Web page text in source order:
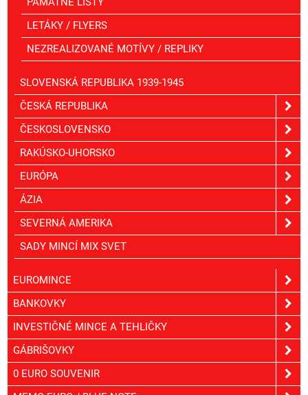
LETÁKY / FLYERS
NEZREALIZOVANÉ MOTÍVY / REPLIKY
SLOVENSKÁ REPUBLIKA 1939-1945
ČESKÁ REPUBLIKA
ČESKOSLOVENSKO
RAKÚSKO-UHORSKO
EURÓPA
ÁZIA
SEVERNÁ AMERIKA
SADY MINCÍ MIX SVET
EUROMINCE
BANKOVKY
INVESTIČNÉ MINCE A TEHLIČKY
GÁBRIŠOVKY
0 EURO SOUVENIR